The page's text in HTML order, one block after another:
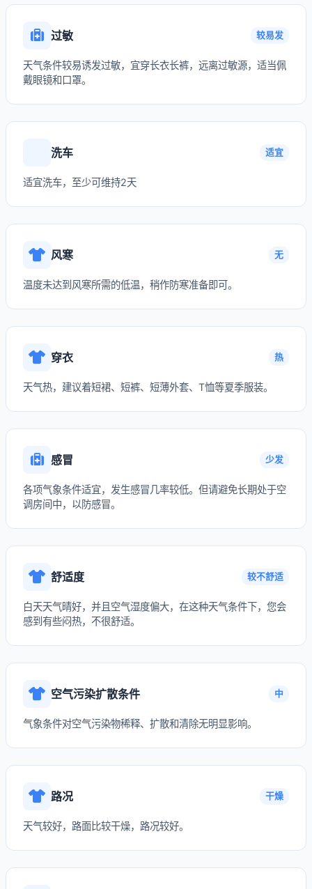
过敏 较易发
天气条件较易诱发过敏，宜穿长衣长裤，远离过敏源，适当佩
戴眼镜和口罩。
洗车 适宜
适宜洗车，至少可维持2天
风寒 无
温度未达到风寒所需的低温，稍作防寒准备即可。
穿衣 热
天气热，建议着短裙、短裤、短薄外套、T恤等夏季服装。
感冒 少发
各项气象条件适宜，发生感冒几率较低。但请避免长期处于空
调房间中，以防感冒。
舒适度 较不舒适
白天天气晴好，并且空气湿度偏大，在这种天气条件下，您会
感到有些闷热，不很舒适。
空气污染扩散条件 中
气象条件对空气污染物稀释、扩散和清除无明显影响。
路况 干燥
天气较好，路面比较干燥，路况较好。